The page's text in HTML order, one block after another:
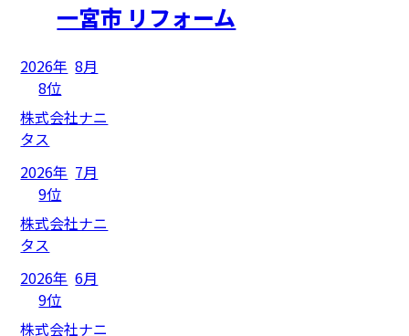
一宮市 リフォーム
2026年 8月
8位
株式会社ナニ
タス
2026年 7月
9位
株式会社ナニ
タス
2026年 6月
9位
株式会社ナニ